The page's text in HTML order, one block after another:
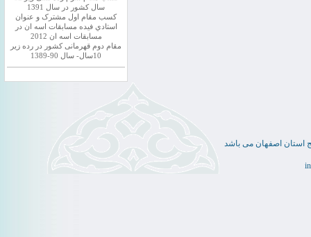
سال کشور در سال 1391
کسب مقام اول مشترک و عنوان
استادي فيده مسابقات اسه ان در
مسابقات اسه ان 2012
مقام دوم قهرمانی کشور در رده زیر
10سال- سال 90-1389
استان اصفهان می باشد